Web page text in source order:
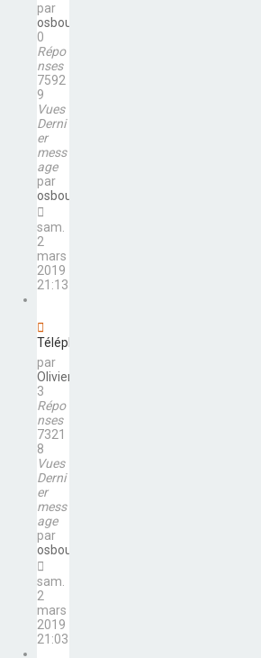
par
osbourne
0
Répo
nses
7592
9
Vues
Derni
er
mess
age
par
osbourne
sam.
2
mars
2019
21:13
Téléphone
par
Olivier
3
Répo
nses
7321
8
Vues
Derni
er
mess
age
par
osbourne
sam.
2
mars
2019
21:03